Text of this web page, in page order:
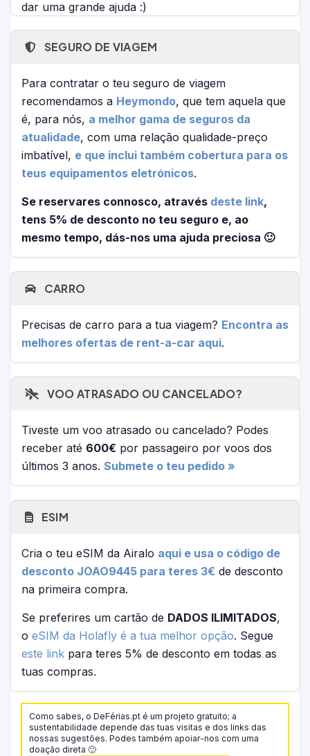
dar uma grande ajuda :)
SEGURO DE VIAGEM
Para contratar o teu seguro de viagem
recomendamos a Heymondo, que tem aquela que
é, para nós, a melhor gama de seguros da
atualidade, com uma relação qualidade-preço
imbatível, e que inclui também cobertura para os
teus equipamentos eletrónicos.
Se reservares connosco, através deste link,
tens 5% de desconto no teu seguro e, ao
mesmo tempo, dás-nos uma ajuda preciosa 🙂
CARRO
Precisas de carro para a tua viagem? Encontra as
melhores ofertas de rent-a-car aqui.
VOO ATRASADO OU CANCELADO?
Tiveste um voo atrasado ou cancelado? Podes
receber até 600€ por passageiro por voos dos
últimos 3 anos. Submete o teu pedido »
ESIM
Cria o teu eSIM da Airalo aqui e usa o código de
desconto JOAO9445 para teres 3€ de desconto
na primeira compra.
Se preferires um cartão de DADOS ILIMITADOS,
o eSIM da Holafly é a tua melhor opção. Segue
este link para teres 5% de desconto em todas as
tuas compras.
Como sabes, o DeFérias.pt é um projeto gratuito; a
sustentabilidade depende das tuas visitas e dos links das
nossas sugestões. Podes também apoiar-nos com uma
doação direta 🙂